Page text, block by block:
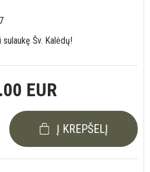
sulaukę Šv. Kalėdų!
EUR
Į KREPŠELĮ